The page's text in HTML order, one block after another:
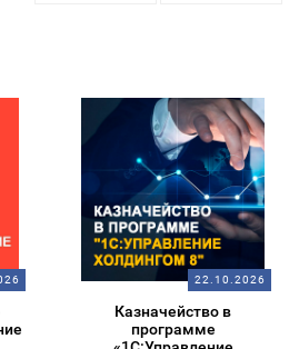
22.10.2026
Казначейство в
программе